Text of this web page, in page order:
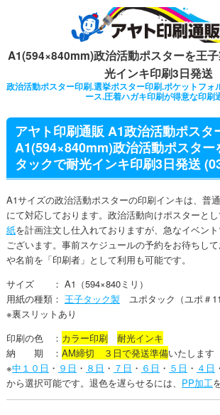
A1(594×840mm)政治活動ポスターを王
光インキ印刷3日発送
政治活動ポスター印刷.選挙ポスター印刷.ポケットフォ
ース.圧着ハガキ印刷が得意な印刷
アヤト印刷通販 A1政治活動ポスタ
A1(594×840mm)政治活動ポスター
タックで耐光インキ印刷3日発送
A1サイズの政治活動ポスターの印刷インキは、普
にて対応しております。政治活動向けポスターと
紙を計画注文し仕入れておりますが、急なイベン
ございます。事前スケジュールの予約をお待ちし
や名前を「印刷者」として利用も可能です。
サイズ ： A1（594×840ミリ）
用紙の種類： 王子タック製 ユポタック（ユポ＃
※裏スリットあり
印刷の色 ： カラー印刷
耐光インキ
納 期 ： AM締切 ３日で発送準備いたします
※中１０日 ・ ９日 ・ ８日 ・ ７日 ・ ６日 ・ ５日 ・ ４日 ・
から選択可能です。退色を遅らせるには、 PP加工